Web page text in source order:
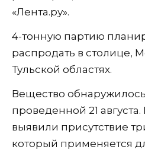
«Лента.ру».
4-тонную партию
распродать в столице,
Тульской областях.
Вещество
проведенной 21
выявили присутствие
который применяется